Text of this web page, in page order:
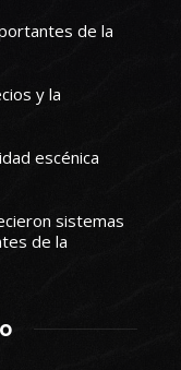
de la
y la
escénica
sistemas
de la